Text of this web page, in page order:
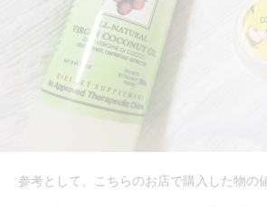
参考として、こちらのお店で購入した物の